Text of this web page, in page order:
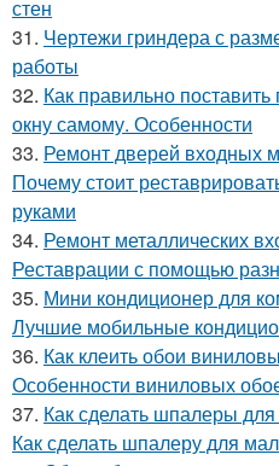
стен
31. Чертежи гриндера с
работы
32. Как правильно
окну самому. Особенности
33. Ремонт дверей входных
Почему стоит
руками
34. Ремонт металлических
Реставрации с помощью
35. Мини кондиционер для
Лучшие мобильные
36. Как клеить обои
Особенности виниловых
37. Как сделать шпалеры
Как сделать шпалеру для